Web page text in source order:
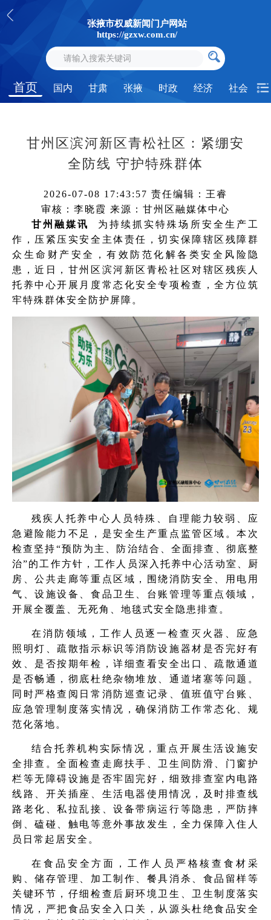
张掖市权威新闻门户网站
https://gzxw.com.cn/
首页 国内 甘肃 张掖 时政 经济 社会
甘州区滨河新区青松社区：紧绷安
全防线 守护特殊群体
2026-07-08 17:43:57 责任编辑：王睿
审核：李晓霞 来源：甘州区融媒体中心
甘州融媒讯
为持续抓实特殊场所安全生产工
作，压紧压实安全主体责任，切实保障辖区残障群
众生命财产安全，有效防范化解各类安全风险隐
患，近日，甘州区滨河新区青松社区对辖区残疾人
托养中心开展月度常态化安全专项检查，全方位筑
牢特殊群体安全防护屏障。
残疾人托养中心人员特殊、自理能力较弱、应
急避险能力不足，是安全生产重点监管区域。本次
检查坚持“预防为主、防治结合、全面排查、彻底整
治”的工作方针，工作人员深入托养中心活动室、厨
房、公共走廊等重点区域，围绕消防安全、用电用
气、设施设备、食品卫生、台账管理等重点领域，
开展全覆盖、无死角、地毯式安全隐患排查。
在消防领域，工作人员逐一检查灭火器、应急
照明灯、疏散指示标识等消防设施器材是否完好有
效、是否按期年检，详细查看安全出口、疏散通道
是否畅通，彻底杜绝杂物堆放、通道堵塞等问题。
同时严格查阅日常消防巡查记录、值班值守台账、
应急管理制度落实情况，确保消防工作常态化、规
范化落地。
结合托养机构实际情况，重点开展生活设施安
全排查。全面检查走廊扶手、卫生间防滑、门窗护
栏等无障碍设施是否牢固完好，细致排查室内电路
线路、开关插座、生活电器使用情况，及时排查线
路老化、私拉乱接、设备带病运行等隐患，严防摔
倒、磕碰、触电等意外事故发生，全力保障入住人
员日常起居安全。
在食品安全方面，工作人员严格核查食材采
购、储存管理、加工制作、餐具消杀、食品留样等
关键环节，仔细检查后厨环境卫生、卫生制度落实
情况，严把食品安全入口关，从源头杜绝食品安全